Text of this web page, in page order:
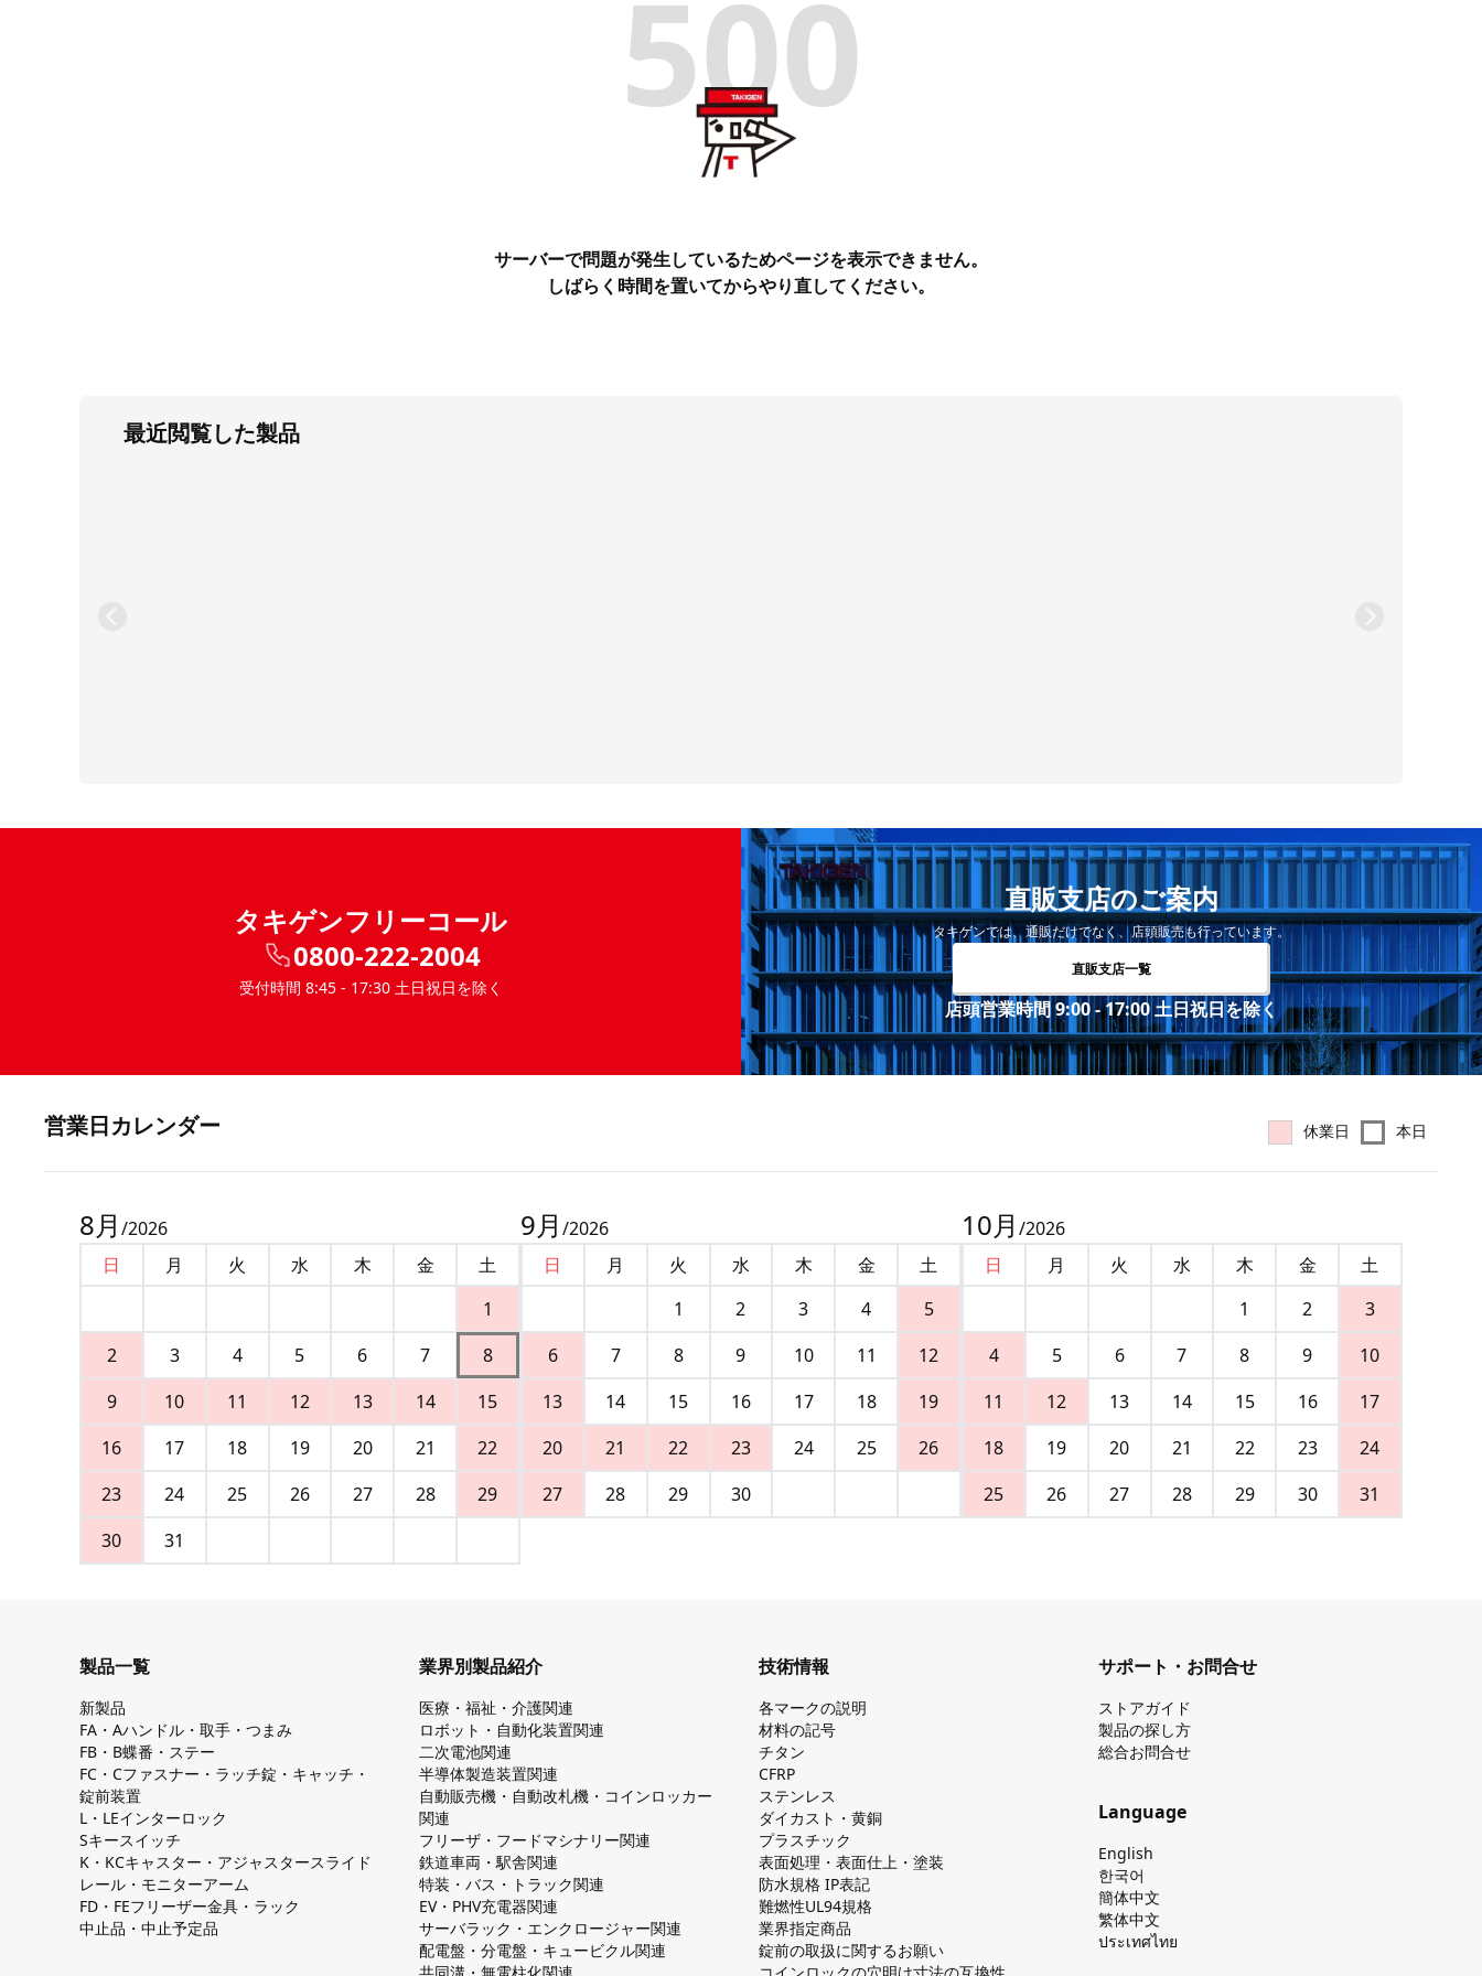
500
サーバーで問題が発生しているためページを表示できません。
しばらく時間を置いてからやり直してください。
最近閲覧した製品
タキゲンフリーコール
0800-222-2004
受付時間 8:45 - 17:30 土日祝日を除く
直販支店のご案内
タキゲンでは、通販だけでなく、店頭販売も行っています。
直販支店一覧
店頭営業時間 9:00 - 17:00 土日祝日を除く
営業⽇カレンダー 休業日 本日
8月 /2026
日
月 火 水 木 金
土
1
2
3 4 5 6 7
8
9
10 11 12 13 14
15
16
17 18 19 20 21
22
23
24 25 26 27 28
29
30
31
9月 /2026
日
月 火 水 木 金
土
1
2 3 4
5
6
7 8 9 10 11
12
13
14 15 16 17 18
19
20
21 22 23 24 25
26
27
28 29 30
10月 /2026
日
月 火 水 木 金
土
1
2
3
4
5 6 7 8 9
10
11
12 13 14 15 16
17
18
19 20 21 22 23
24
25
26 27 28 29 30 31
製品一覧
新製品
FA・Aハンドル・取手・つまみ
FB・B蝶番・ステー
FC・Cファスナー・ラッチ錠・キャッチ・
錠前装置
L・LEインターロック
Sキースイッチ
K・KCキャスター・アジャスタースライド
レール・モニターアーム
FD・FEフリーザー金具・ラック
中止品・中止予定品
業界別製品紹介
医療・福祉・介護関連
ロボット・自動化装置関連
二次電池関連
半導体製造装置関連
自動販売機・自動改札機・コインロッカー
関連
フリーザ・フードマシナリー関連
鉄道車両・駅舎関連
特装・バス・トラック関連
EV・PHV充電器関連
サーバラック・エンクロージャー関連
配電盤・分電盤・キュービクル関連
技術情報
各マークの説明
材料の記号
チタン
CFRP
ステンレス
ダイカスト・⻩銅
プラスチック
表面処理・表面仕上・塗装
防⽔規格 IP表記
難燃性UL94規格
業界指定商品
錠前の取扱に関するお願い
サポート・お問合せ
ストアガイド
製品の探し⽅
総合お問合せ
Language
English
한국어
簡体中文
繁体中文
ประเทศไทย